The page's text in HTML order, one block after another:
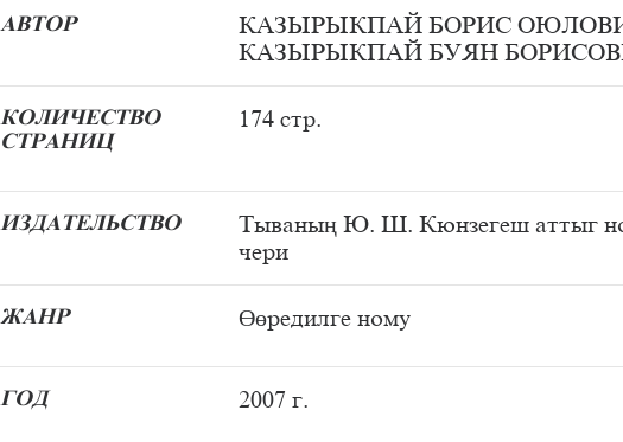
АВТОР
КАЗЫРЫКПАЙ БОРИС
КАЗЫРЫКПАЙ БУЯН
КОЛИЧЕСТВО
СТРАНИЦ
174 стр.
ИЗДАТЕЛЬСТВО
Тываның Ю. Ш. Кюнзегеш аттыг
чери
ЖАНР Өөредилге ному
ГОД 2007 г.